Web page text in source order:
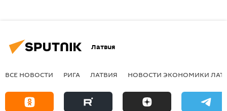
Латвия
ВСЕ НОВОСТИ РИГА ЛАТВИЯ НОВОСТИ ЭКОНОМИКИ